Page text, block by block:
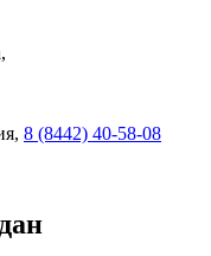
8 (8442) 40-58-08